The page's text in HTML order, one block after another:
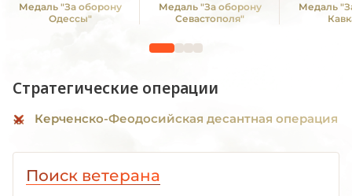
Медаль "За оборону
Одессы"
Медаль "За оборону
Севастополя"
Медаль
Стратегические операции
Керченско-Феодосийская десантная операция
Поиск ветерана